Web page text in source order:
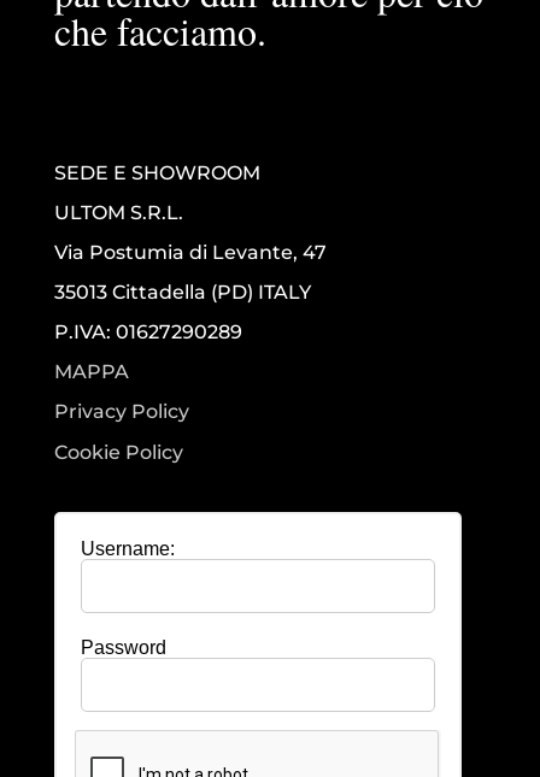
che facciamo.
SEDE E SHOWROOM
ULTOM S.R.L.
Via Postumia di Levante, 47
35013 Cittadella (PD) ITALY
P.IVA: 01627290289
MAPPA
Privacy Policy
Cookie Policy
Username:
Password